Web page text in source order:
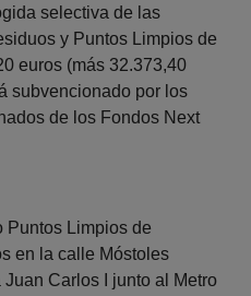
selectiva de las
y Puntos Limpios de
euros (más 32.373,40
subvencionado por los
de los Fondos Next
Puntos Limpios de
en la calle Móstoles
Carlos I junto al Metro